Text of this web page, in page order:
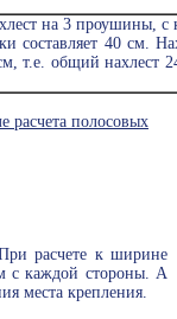
на 3 проушины,
составляет 40 см.
т.е. общий нахлест
расчета полосовых
расчете к ширине
с каждой стороны. А
места крепления.